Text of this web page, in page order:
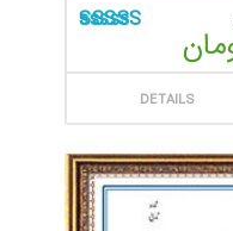
از 5
DETAILS